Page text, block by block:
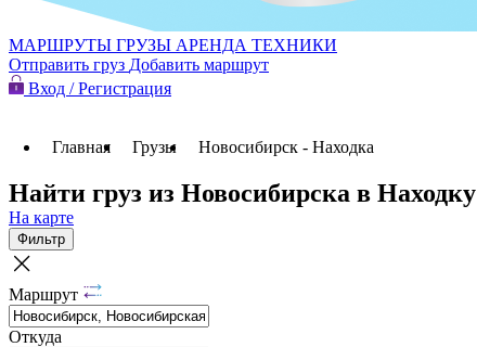
МАРШРУТЫ ГРУЗЫ АРЕНДА ТЕХНИКИ
Отправить груз Добавить маршрут
Вход / Регистрация
Главная Грузы Новосибирск - Находка
Найти груз из Новосибирска в Находку
На карте
Фильтр
Маршрут
Откуда